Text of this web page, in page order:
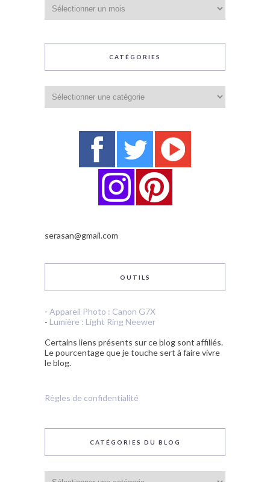
CATÉGORIES
serasan@gmail.com
OUTILS
- Appareil Photo : Canon G7X
- Lumière : Light Ring Neewer
Certains liens présents sur ce blog sont affiliés.
Le pourcentage que je touche sert à faire vivre
le blog.
Règles de confidentialité
CATÉGORIES DU BLOG